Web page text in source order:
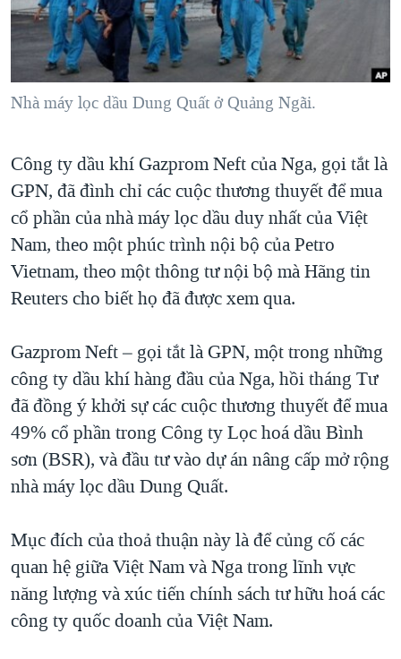
"Tìm"NGƯỜI VIỆT HẢI NGOẠI
ĐỜI SỐNG
KINH TẾ
KHOA HỌC
THỂ THAO
GIÁO DỤC
TẠI
HÀNH TRÌNH BẦU CỬ 2024
MỘT NĂM CHIẾN TRANH TẠI DẢI GAZA
GIẢI MÃ VÀNH ĐAI & CON ĐƯỜNG
TRỊNH VĨNH BÌNH - NGƯỜI HẠ 'BÊN THẮNG CUỘC'
GROUND ZERO – XƯA VÀ NAY
CHI PHÍ CHIẾN TRANH AFGHANISTAN
CÁC GIÁ TRỊ CỘNG HÒA Ở VIỆT NAM
THƯỢNG ĐỈNH TRUMP-KIM TẠI VIỆT NAM
NGƯ DÂN VIỆT VÀ LÀN SÓNG TRỘM HẢI SÂM
BÊN KIA QUỐC LỘ: TIẾNG VỌNG TỪ NÔNG THÔN MỸ
QUAN HỆ VIỆT MỸ
VIDEO
NGHE
MẠNG XÃ HỘI
Ngôn ngữ khác
Nhà máy lọc dầu Dung Quất ở Quảng Ngãi.
Công ty dầu khí Gazprom Neft của Nga, gọi tắt là
GPN, đã đình chỉ các cuộc thương thuyết để mua
cổ phần của nhà máy lọc dầu duy nhất của Việt
Nam, theo một phúc trình nội bộ của Petro
Vietnam, theo một thông tư nội bộ mà Hãng tin
Reuters cho biết họ đã được xem qua.
Gazprom Neft – gọi tắt là GPN, một trong những
công ty dầu khí hàng đầu của Nga, hồi tháng Tư
đã đồng ý khởi sự các cuộc thương thuyết để mua
49% cổ phần trong Công ty Lọc hoá dầu Bình
sơn (BSR), và đầu tư vào dự án nâng cấp mở rộng
nhà máy lọc dầu Dung Quất.
Mục đích của thoả thuận này là để củng cố các
quan hệ giữa Việt Nam và Nga trong lĩnh vực
năng lượng và xúc tiến chính sách tư hữu hoá các
công ty quốc doanh của Việt Nam.